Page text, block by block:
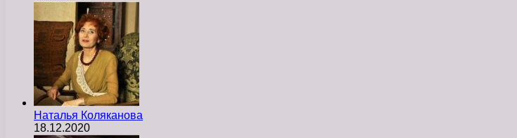
Наталья Коляканова
18.12.2020